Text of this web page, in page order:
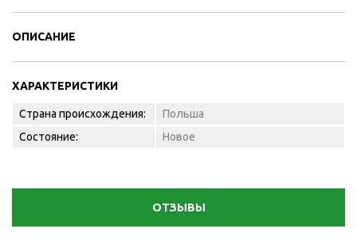
ОПИСАНИЕ
ХАРАКТЕРИСТИКИ
Страна происхождения:
Польша
Состояние:
Новое
ОТЗЫВЫ